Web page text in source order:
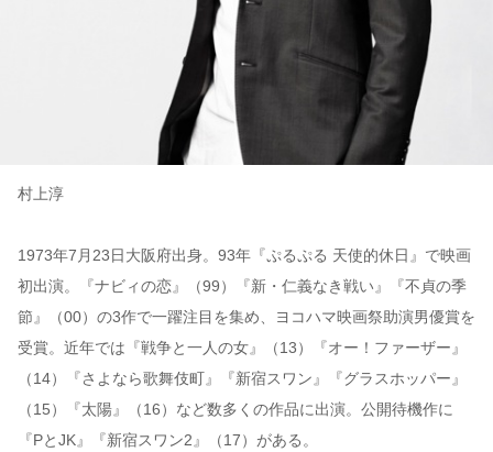
村上淳
1973年7月23日大阪府出身。93年『ぷるぷる 天使的休日』で映画
初出演。『ナビィの恋』（99）『新・仁義なき戦い』『不貞の季
節』（00）の3作で一躍注目を集め、ヨコハマ映画祭助演男優賞を
受賞。近年では『戦争と一人の女』（13）『オー！ファーザー』
（14）『さよなら歌舞伎町』『新宿スワン』『グラスホッパー』
（15）『太陽』（16）など数多くの作品に出演。公開待機作に
『PとJK』『新宿スワン2』（17）がある。